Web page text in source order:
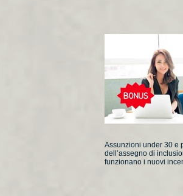
Assunzioni under 30 e
dell’assegno di
funzionano i nuovi